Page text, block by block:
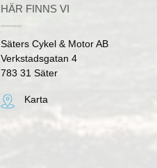
HÄR FINNS VI
Säters Cykel & Motor AB
Verkstadsgatan 4
783 31 Säter
Karta